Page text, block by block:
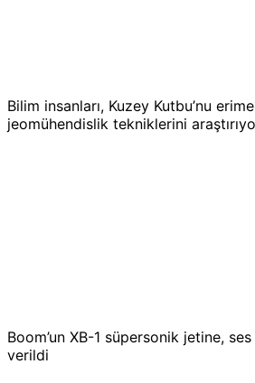
Bilim insanları, Kuzey Kutbu’nu
jeomühendislik tekniklerini
Boom’un XB-1 süpersonik jetine, ses
verildi